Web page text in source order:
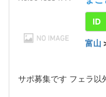
ID
富山
サポ募集です フェラ以